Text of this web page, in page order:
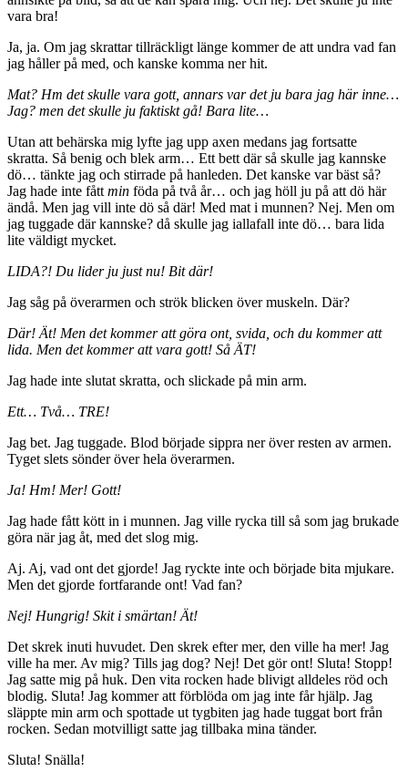
vara bra!
Ja, ja. Om jag skrattar tillräckligt länge kommer de att undra vad fan
jag håller på med, och kanske komma ner hit.
Mat? Hm det skulle vara gott, annars var det ju bara jag här inne…
Jag? men det skulle ju faktiskt gå! Bara lite…
Utan att behärska mig lyfte jag upp axen medans jag fortsatte
skratta. Så benig och blek arm… Ett bett där så skulle jag kannske
dö… tänkte jag och stirrade på hanleden. Det kanske var bäst så?
Jag hade inte fått min föda på två år… och jag höll ju på att dö här
ändå. Men jag vill inte dö så där! Med mat i munnen? Nej. Men om
jag tuggade där kannske? då skulle jag iallafall inte dö… bara lida
lite väldigt mycket.
LIDA?! Du lider ju just nu! Bit där!
Jag såg på överarmen och strök blicken över muskeln. Där?
Där! Ät! Men det kommer att göra ont, svida, och du kommer att
lida. Men det kommer att vara gott! Så ÄT!
Jag hade inte slutat skratta, och slickade på min arm.
Ett… Två… TRE!
Jag bet. Jag tuggade. Blod började sippra ner över resten av armen.
Tyget slets sönder över hela överarmen.
Ja! Hm! Mer! Gott!
Jag hade fått kött in i munnen. Jag ville rycka till så som jag brukade
göra när jag åt, med det slog mig.
Aj. Aj, vad ont det gjorde! Jag ryckte inte och började bita mjukare.
Men det gjorde fortfarande ont! Vad fan?
Nej! Hungrig! Skit i smärtan! Ät!
Det skrek inuti huvudet. Den skrek efter mer, den ville ha mer! Jag
ville ha mer. Av mig? Tills jag dog? Nej! Det gör ont! Sluta! Stopp!
Jag satte mig på huk. Den vita rocken hade blivigt alldeles röd och
blodig. Sluta! Jag kommer att förblöda om jag inte får hjälp. Jag
släppte min arm och spottade ut tygbiten jag hade tuggat bort från
rocken. Sedan motvilligt satte jag tillbaka mina tänder.
Sluta! Snälla!